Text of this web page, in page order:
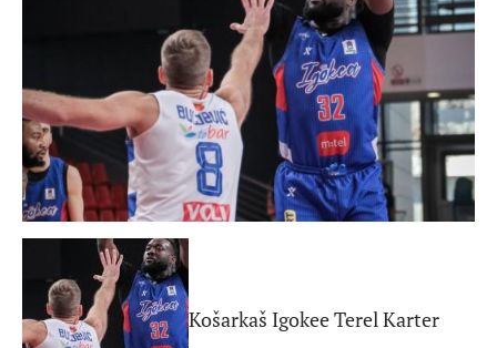
Košarkaš Igokee Terel Karter